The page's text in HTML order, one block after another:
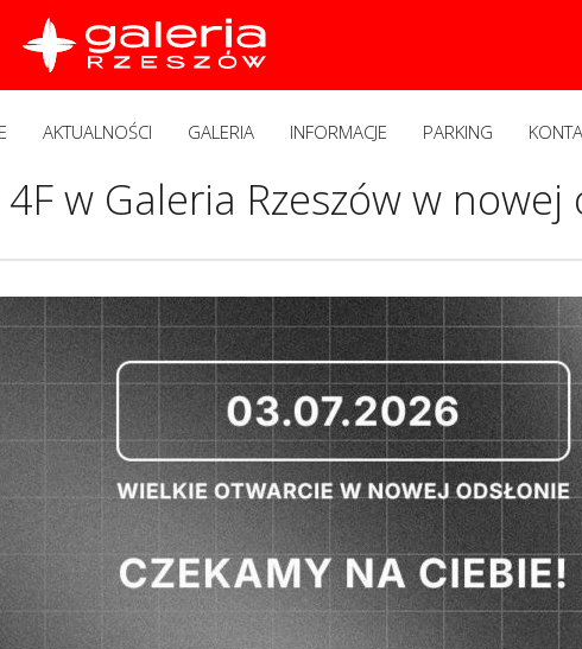
AKTUALNOŚCI GALERIA INFORMACJE PARKING
w Galeria Rzeszów w nowej